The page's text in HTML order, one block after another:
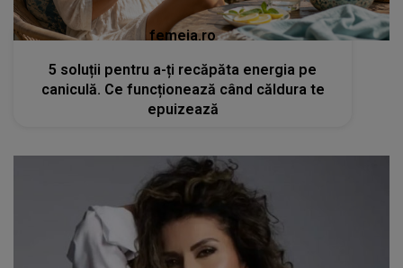
femeia.ro
5 soluții pentru a-ți recăpăta energia pe
caniculă. Ce funcționează când căldura te
epuizează